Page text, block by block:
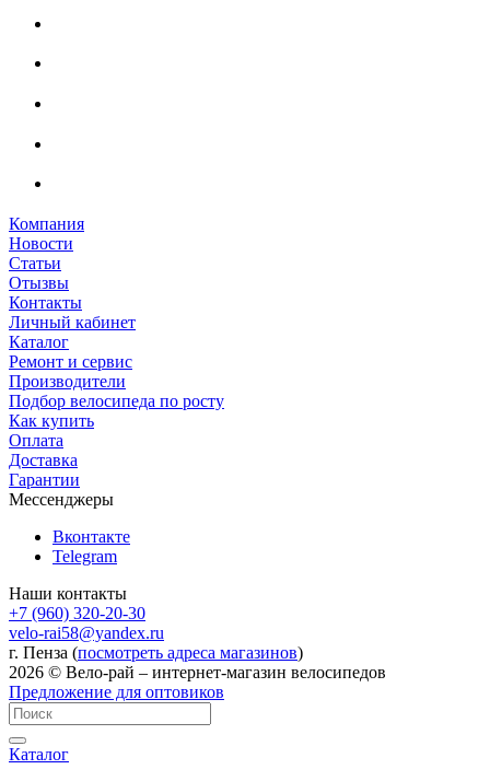
Компания
Новости
Статьи
Отызвы
Контакты
Личный кабинет
Каталог
Ремонт и сервис
Производители
Подбор велосипеда по росту
Как купить
Оплата
Доставка
Гарантии
Мессенджеры
Вконтакте
Telegram
Наши контакты
+7 (960) 320-20-30
velo-rai58@yandex.ru
г. Пенза (посмотреть адреса магазинов)
2026 © Вело-рай – интернет-магазин велосипедов
Предложение для оптовиков
Каталог